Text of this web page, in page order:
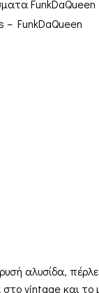
αλυσίδα,
vintage και το